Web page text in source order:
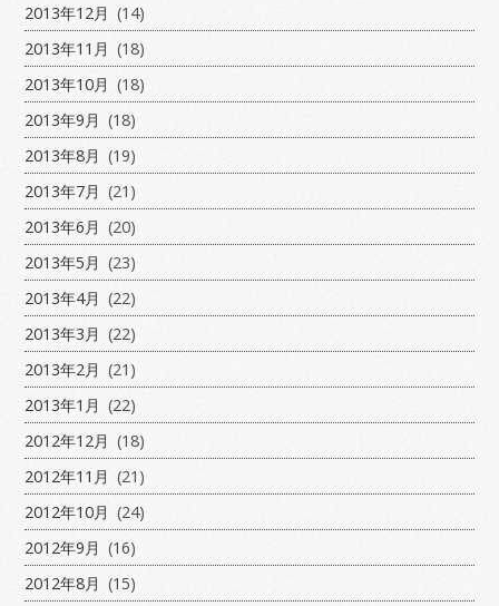
2013年12月 (14)
2013年11月 (18)
2013年10月 (18)
2013年9月 (18)
2013年8月 (19)
2013年7月 (21)
2013年6月 (20)
2013年5月 (23)
2013年4月 (22)
2013年3月 (22)
2013年2月 (21)
2013年1月 (22)
2012年12月 (18)
2012年11月 (21)
2012年10月 (24)
2012年9月 (16)
2012年8月 (15)